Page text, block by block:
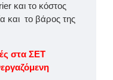
και το κόστος
και το βάρος της
στα ΣΕΤ